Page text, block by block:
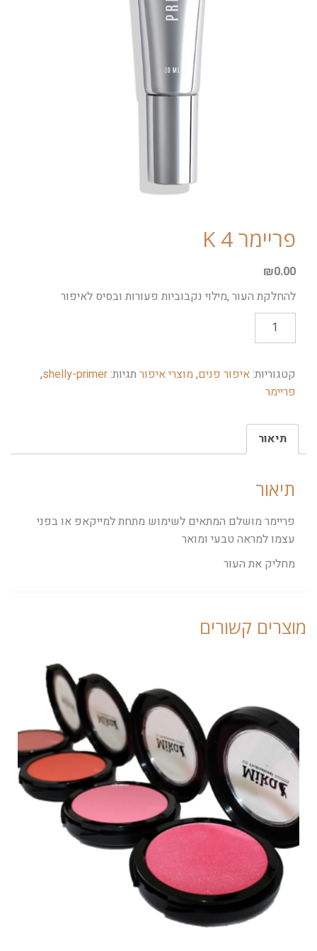
פריימר 4 K
₪0.00
להחלקת העור ,מילוי נקבוביות פעורות ובסיס לאיפור
קטגוריות:איפור פנים,מוצרי איפור תגיות:shelly-primer
,
פריימר
תיאור
תיאור
פריימר מושלם המתאים לשימוש מתחת למייקאפ או בפני
עצמו למראה טבעי ומואר
מחליק את העור
מוצרים קשורים